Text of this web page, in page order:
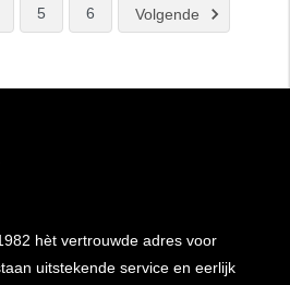
5 6 Volgende
hèt vertrouwde adres voor
uitstekende service en eerlijk